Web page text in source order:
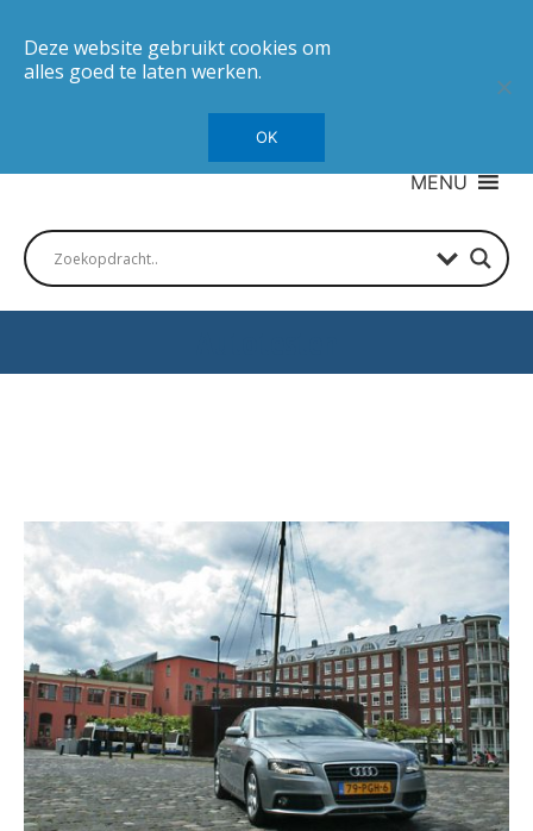
MENU
Deze website gebruikt cookies om
alles goed te laten werken.
OK